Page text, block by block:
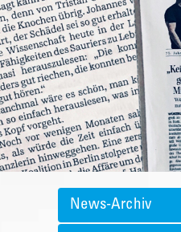
News-Archiv